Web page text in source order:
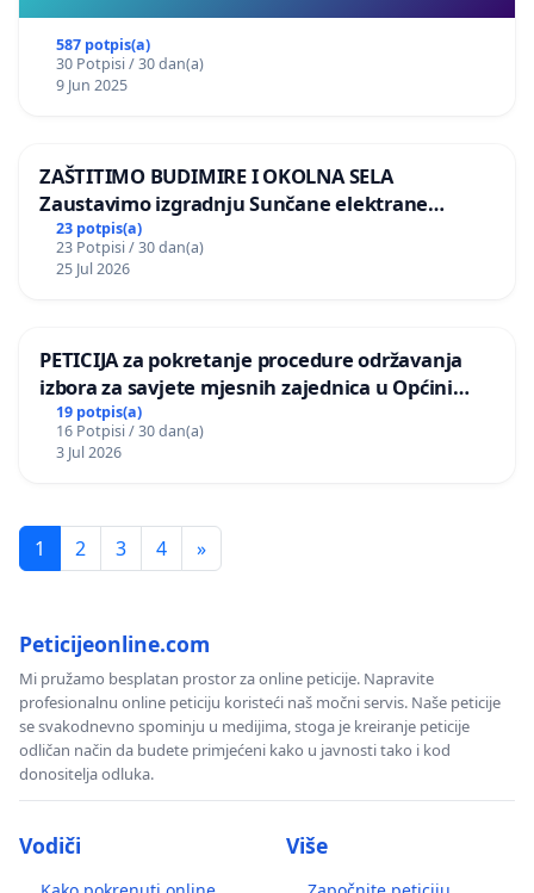
587 potpis(a)
30 Potpisi / 30 dan(a)
9 Jun 2025
ZAŠTITIMO BUDIMIRE I OKOLNA SELA
Zaustavimo izgradnju Sunčane elektrane
Vedrine na području Ugljana
23 potpis(a)
23 Potpisi / 30 dan(a)
25 Jul 2026
PETICIJA za pokretanje procedure održavanja
izbora za savjete mjesnih zajednica u Općini
Bugojno
19 potpis(a)
16 Potpisi / 30 dan(a)
3 Jul 2026
1 2 3 4 »
Peticijeonline.com
Mi pružamo besplatan prostor za online peticije. Napravite
profesionalnu online peticiju koristeći naš močni servis. Naše peticije
se svakodnevno spominju u medijima, stoga je kreiranje peticije
odličan način da budete primjećeni kako u javnosti tako i kod
donositelja odluka.
Vodiči Više